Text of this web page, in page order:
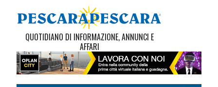
QUOTIDIANO DI INFORMAZIONE, ANNUNCI E
AFFARI